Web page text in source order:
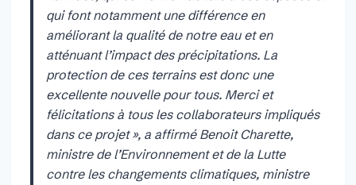
qui font notamment une différence en
améliorant la qualité de notre eau et en
atténuant l’impact des précipitations. La
protection de ces terrains est donc une
excellente nouvelle pour tous. Merci et
félicitations à tous les collaborateurs impliqués
dans ce projet », a affirmé Benoit Charette,
ministre de l’Environnement et de la Lutte
contre les changements climatiques, ministre